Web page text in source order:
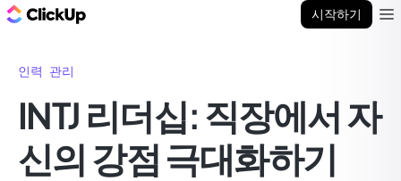
시작하기
인력 관리
INTJ 리더십: 직장에서 자
신의 강점 극대화하기